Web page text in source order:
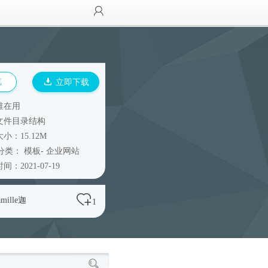
立即下载
在用
件目录结构
小：15.12M
类： 模板- 企业网站
间：2021-07-19
迦 1